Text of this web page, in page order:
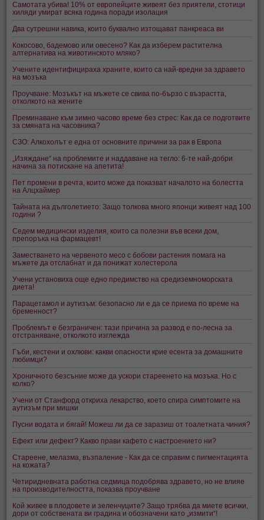
Самотата убива! 10% от европейците живеят без приятели, стотици
хиляди умират всяка година поради изолация
Два сутрешни навика, които буквално изтощават панкреаса ви
Кокосово, бадемово или овесено? Как да изберем растителна
алтернатива на животинското мляко?
Учените идентифицираха храните, които са най-вредни за здравето
на мозъка
Проучване: Мозъкът на мъжете се свива по-бързо с възрастта,
отколкото на жените
Преминаване към зимно часово време без стрес: Как да се подготвите
за смяната на часовника?
СЗО: Алкохолът е една от основните причини за рак в Европа
„Изяждане“ на проблемите и наддаване на тегло: 6-те най-добри
начина за потискане на апетита!
Пет промени в речта, които може да показват началото на болестта
на Алцхаймер
Тайната на дълголетието: Защо толкова много японци живеят над 100
години ?
Седем медицински изделия, които са полезни във всеки дом,
препоръка на фармацевт!
Заместването на червеното месо с бобови растения помага на
мъжете да отслабнат и да понижат холестерола
Учени установихa още едно предимство на средиземноморската
диета!
Парацетамол и аутизъм: безопасно ли е да се приема по време на
бременност?
Проблемът е безграничен: тази причина за развод е по-лесна за
отстраняване, отколкото изглежда
Гъби, кестени и охлюви: какви опасности крие есента за домашните
любимци?
Хроничното безсъние може да ускори стареенето на мозъка. Но с
колко?
Учени от Станфорд откриха лекарство, което спира симптомите на
аутизъм при мишки
Пусни водата и бягай! Можеш ли да се заразиш от тоалетната чиния?
Ефект или дефект? Какво прави кафето с настроението ни?
Стареене, мелазма, възпаление - Как да се справим с пигментацията
на кожата?
Четиридневната работна седмица подобрява здравето, но не влияе
на производителността, показва проучване
Кой живее в плодовете и зеленчуците? Защо трябва да миете всички,
дори от собствената ви градина и обозначени като „измити“!